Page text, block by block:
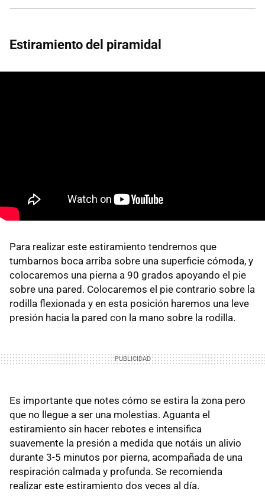
Estiramiento del piramidal
Para realizar este estiramiento tendremos que
tumbarnos boca arriba sobre una superficie cómoda, y
colocaremos una pierna a 90 grados apoyando el pie
sobre una pared. Colocaremos el pie contrario sobre la
rodilla flexionada y en esta posición haremos una leve
presión hacia la pared con la mano sobre la rodilla.
Es importante que notes cómo se estira la zona pero
que no llegue a ser una molestias. Aguanta el
estiramiento sin hacer rebotes e intensifica
suavemente la presión a medida que notáis un alivio
durante 3-5 minutos por pierna, acompañada de una
respiración calmada y profunda. Se recomienda
realizar este estiramiento dos veces al día.